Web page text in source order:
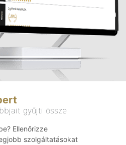
gyűjti össze
Ellenőrizze
szolgáltatásokat